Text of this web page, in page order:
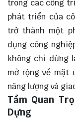
trong các công
phát triển của
trở thành một
dụng công
không chỉ dừng
mở rộng về mặt
năng lượng và
Tầm Quan
Dựng